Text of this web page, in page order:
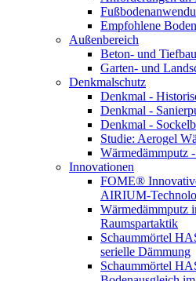
Empfohlene
Außenbereich
Beton- und Tiefbau
Garten- und
Denkmalschutz
Denkmal -
Denkmal -
Denkmal -
Studie: Aerogel
Wärmedämmputz
Innovationen
FOME®
AIRIUM-
Wärmedämmputz
Raumspartaktik
Schaummörtel
serielle Dämmung
Schaummörtel